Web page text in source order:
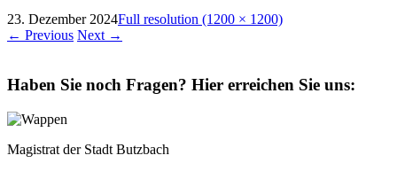
23. Dezember 2024Full resolution (1200 × 1200)
← Previous Next →
Haben Sie noch Fragen? Hier erreichen Sie uns:
Magistrat der Stadt Butzbach